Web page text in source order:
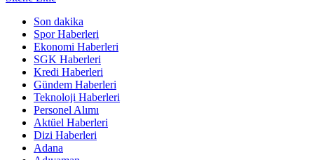
Son dakika
Spor Haberleri
Ekonomi Haberleri
SGK Haberleri
Kredi Haberleri
Gündem Haberleri
Teknoloji Haberleri
Personel Alımı
Aktüel Haberleri
Dizi Haberleri
Adana